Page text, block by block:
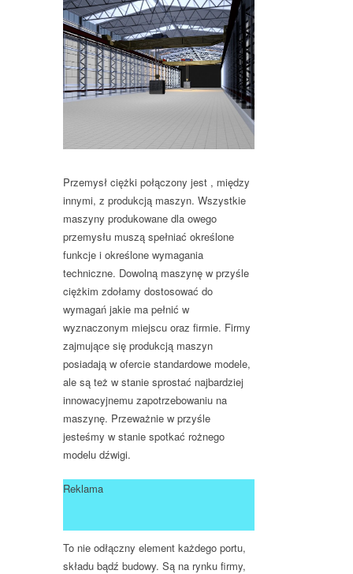
Przemysł ciężki połączony jest , między
innymi, z produkcją maszyn. Wszystkie
maszyny produkowane dla owego
przemysłu muszą spełniać określone
funkcje i określone wymagania
techniczne. Dowolną maszynę w przyśle
ciężkim zdołamy dostosować do
wymagań jakie ma pełnić w
wyznaczonym miejscu oraz firmie. Firmy
zajmujące się produkcją maszyn
posiadają w ofercie standardowe modele,
ale są też w stanie sprostać najbardziej
innowacyjnemu zapotrzebowaniu na
maszynę. Przeważnie w przyśle
jesteśmy w stanie spotkać rożnego
modelu dźwigi.
Reklama
To nie odłączny element każdego portu,
składu bądź budowy. Są na rynku firmy,